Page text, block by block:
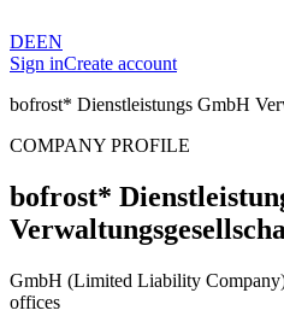
DEEN
Sign inCreate account
bofrost* Dienstleistungs GmbH
COMPANY PROFILE
bofrost*
GmbH (Limited Liability
offices